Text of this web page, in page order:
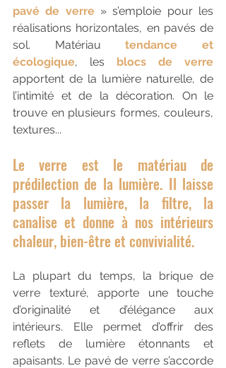
pavé de verre » s’emploie pour les
réalisations horizontales, en pavés de
sol. Matériau tendance et
écologique, les blocs de verre
apportent de la lumière naturelle, de
l’intimité et de la décoration. On le
trouve en plusieurs formes, couleurs,
textures...
Le verre est le matériau de
prédilection de la lumière. Il laisse
passer la lumière, la filtre, la
canalise et donne à nos intérieurs
chaleur, bien-être et convivialité.
La plupart du temps, la brique de
verre texturé, apporte une touche
d’originalité et d’élégance aux
intérieurs. Elle permet d’offrir des
reflets de lumière étonnants et
apaisants. Le pavé de verre s’accorde